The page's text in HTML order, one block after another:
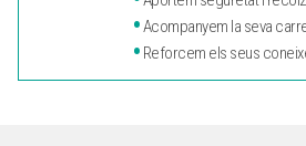
•Acompanyem la seva
• Reforcem els seus